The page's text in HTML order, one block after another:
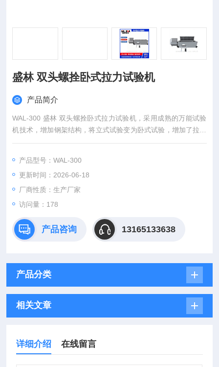
盛林 双头螺拴卧式拉力试验机
产品简介
WAL-300 盛林 双头螺拴卧式拉力试验机，采用成熟的万能试验
机技术，增加钢架结构，将立式试验变为卧式试验，增加了拉伸
空间，满足了大试样、全尺寸试样的试验。适用 ASTM、DIN、I
产品型号：WAL-300
更新时间：2026-06-18
厂商性质：生产厂家
访问量：178
产品咨询 13165133638
产品分类
相关文章
详细介绍 在线留言